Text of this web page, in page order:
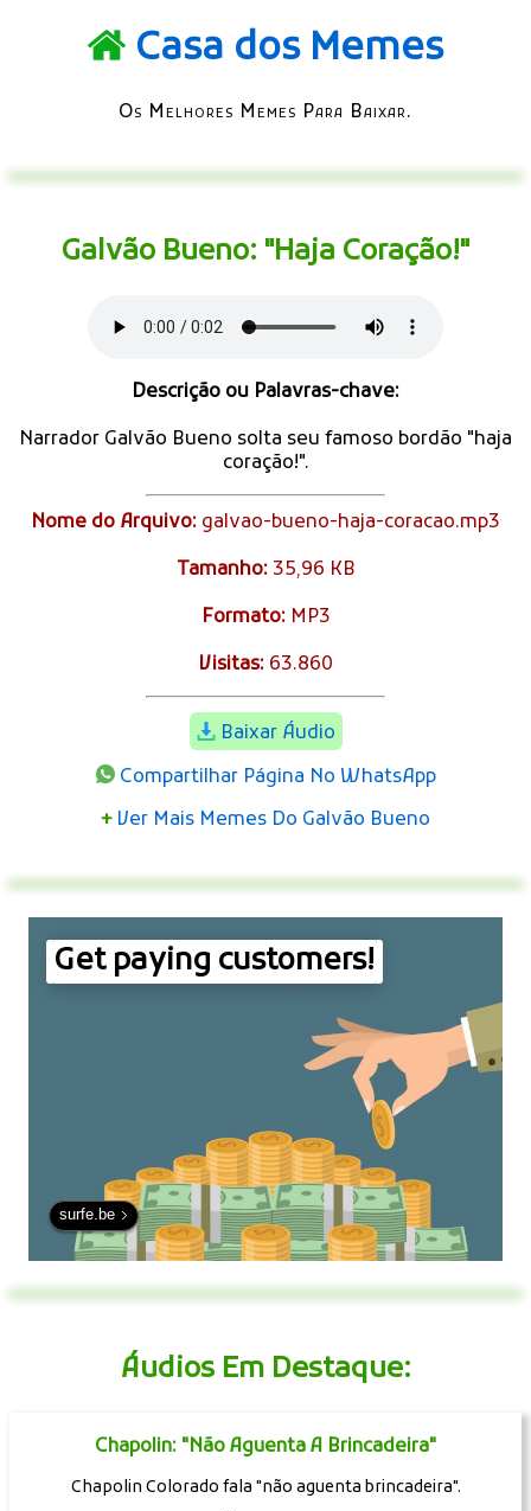
Casa dos Memes
Os Melhores Memes Para Baixar.
Galvão Bueno: "Haja Coração!"
Descrição ou Palavras-chave:
Narrador Galvão Bueno solta seu famoso bordão "haja
coração!".
Nome do Arquivo: galvao-bueno-haja-coracao.mp3
Tamanho:35,96 KB
Formato:MP3
Visitas:63.860
Baixar Áudio
Compartilhar Página No WhatsApp
+ Ver Mais Memes Do Galvão Bueno
Get paying customers!
surfe.be
Áudios Em Destaque:
Chapolin: "Não Aguenta A Brincadeira"
Chapolin Colorado fala "não aguenta brincadeira".